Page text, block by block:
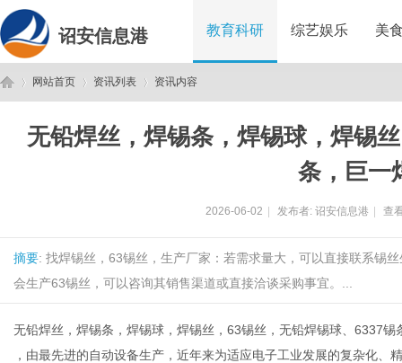
诏安信息港 教育科研 综艺娱乐 美
网站首页 资讯列表 资讯内容
无铅焊丝，焊锡条，焊锡球，焊锡
条，巨一
2026-06-02 发布者: 诏安信息港 查
摘要: 找焊锡丝，63锡丝，生产厂家：若需求量大，可以直接联系锡
会生产63锡丝，可以咨询其销售渠道或直接洽谈采购事宜。...
无铅焊丝，焊锡条，焊锡球，焊锡丝，63锡丝，无铅焊锡球、6337
，由最先进的自动设备生产，近年来为适应电子工业发展的复杂化